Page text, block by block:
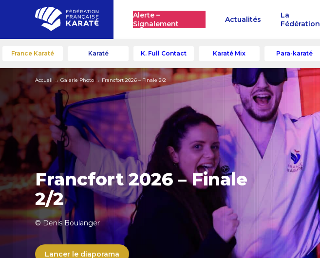
Alerte –
Signalement
Actualités
La
Fédération
France Karaté Karaté K. Full Contact Karaté Mix Para-karaté
Accueil → Galerie Photo → Francfort 2026 – Finale 2/2
Francfort 2026 – Finale
2/2
© Denis Boulanger
Lancer le diaporama